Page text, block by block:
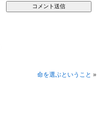
命を選ぶということ »